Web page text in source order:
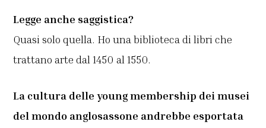
Legge anche saggistica?
Quasi solo quella. Ho una biblioteca di libri che
trattano arte dal 1450 al 1550.
La cultura delle young membership dei musei
del mondo anglosassone andrebbe esportata